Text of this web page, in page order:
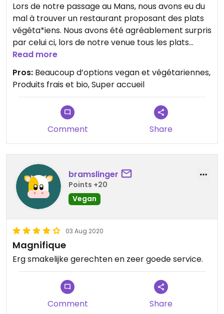
Lors de notre passage au Mans, nous avons eu du
mal à trouver un restaurant proposant des plats
végéta*iens. Nous avons été agréablement surpris
par celui ci, lors de notre venue tous les plats
étaient végés. Nous avons donc eu du choix. Le
rapport qualité prix est très bon pour des produits
frais et bio. L’accueil était super et nous avons très
bien mangé. Je recommande!
Read more
Pros: Beaucoup d’options vegan et végétariennes,
Produits frais et bio, Super accueil
Comment Share
bramslinger
Points +20
Vegan
03 Aug 2020
Magnifique
Erg smakelijke gerechten en zeer goede service.
Comment Share